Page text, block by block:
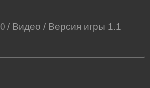
0 /Видео/ Версия игры 1.1